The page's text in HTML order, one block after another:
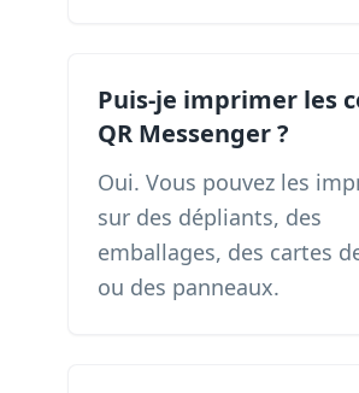
Puis-je imprimer les
QR Messenger ?
Oui. Vous pouvez les
sur des dépliants, des
emballages, des cartes
ou des panneaux.